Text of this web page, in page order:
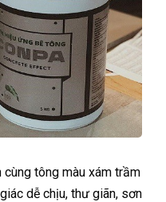
tông màu xám trầm
dễ chịu, thư giãn, sơn